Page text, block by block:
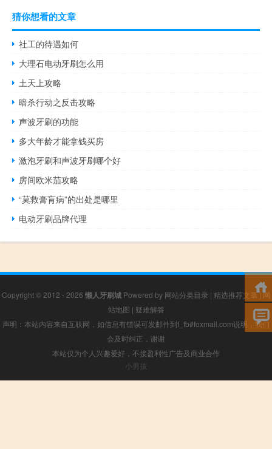
猜你想看的文章
社工的待遇如何
大理石电动牙刷怎么用
土天上攻略
暗杀行动之反击攻略
声波牙刷的功能
多大年龄才能拿钱买房
激泡牙刷和声波牙刷哪个好
房间欧米茄攻略
“莫救膏肓病”的出处是哪里
电动牙刷品牌代理
Copyright © 2012 - 2026 懒人牙刷城 Powered by 网站分类目录 | 精选推荐文章|网
站地图 | 疑难解答
声明：本站内容来自互联网，如信息有错误可发邮件到f_fb#foxmail.com说明，我们
会及时纠正，谢谢
本站仅为个人兴趣爱好，不接盈利性广告及商业合作
小男孩